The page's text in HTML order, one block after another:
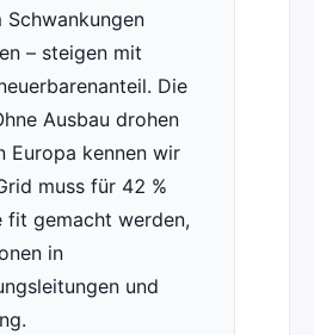
Schwankungen
– steigen mit
Die
Ausbau drohen
Europa kennen wir
muss für 42 %
fit gemacht werden,
in
und